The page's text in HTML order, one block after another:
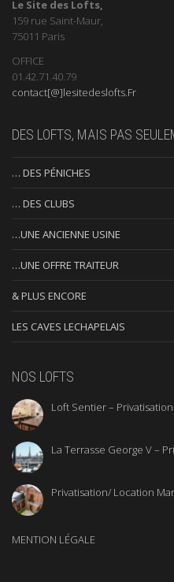
Le Site des Lofts,
159 rue Saint-Maur,
75011 Paris
OFFICE
01.42.71.40.79
contact[@]lesitedeslofts.Fr
DES LOFTS, MAIS PAS
… DES PÉNICHES
… DES CLUBS
…UNE ANCIENNE USINE
…UNE OFFRE TRAITEUR
& PLUS ENCORE
LES CAVES LECHAPELAIS
NOS LOFTS
Loft Sentier –
La Terrasse George V –
Privatisation/ Location
MENTION LÉGALE